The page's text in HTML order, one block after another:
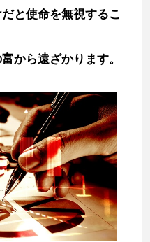
と使命を無視するこ
から遠ざかります。